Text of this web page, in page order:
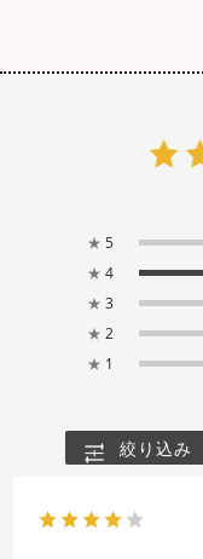
★ 5
★ 4
★ 3
★ 2
★ 1
絞り込み